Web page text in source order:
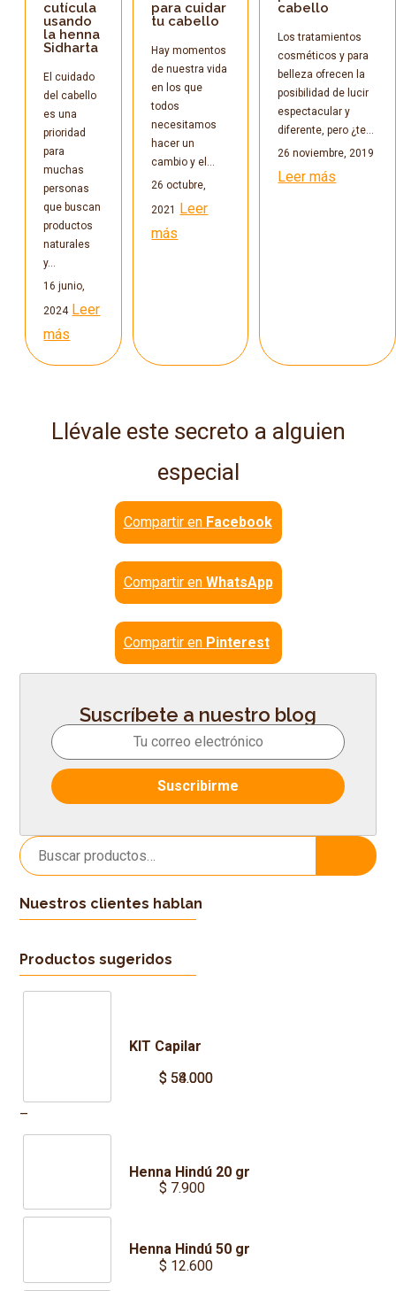
cutícula
usando
la henna
Sidharta
El cuidado
del cabello
es una
prioridad
para
muchas
personas
que buscan
productos
naturales
y…
16 junio,
2024 Leer
más
para cuidar
tu cabello
Hay momentos
de nuestra vida
en los que
todos
necesitamos
hacer un
cambio y el…
26 octubre,
2021 Leer
más
cabello
Los tratamientos
cosméticos y para
belleza ofrecen la
posibilidad de lucir
espectacular y
diferente, pero ¿te…
26 noviembre, 2019
Leer más
Llévale este secreto a alguien
especial
Compartir en Facebook
Compartir en WhatsApp
Compartir en Pinterest
Suscríbete a nuestro blog
Buscar
por:
Nuestros clientes hablan
Productos sugeridos
KIT Capilar
$54.000
–
$58.000
range:
$ 58.000
Henna Hindú 20 gr
$ 7.900
Henna Hindú 50 gr
$ 12.600